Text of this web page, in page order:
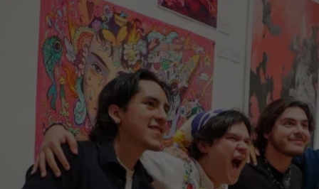
principal